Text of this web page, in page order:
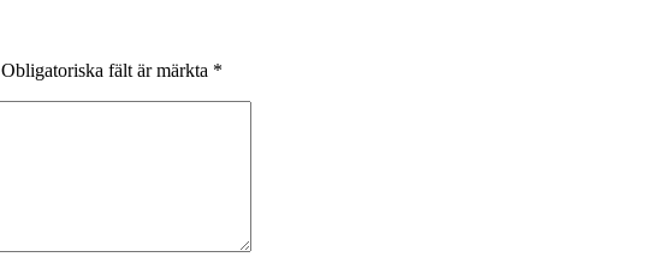
Obligatoriska fält är märkta *